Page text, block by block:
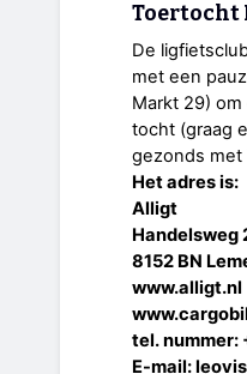
Toertocht
De
met een
Markt 29)
tocht (graag
gezonds met
Het adres is:
Alligt
Handelsweg
8152 BN
www.alligt.nl
tel. nummer:
E-mail: